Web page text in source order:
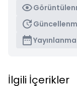
İlgili İçerikler